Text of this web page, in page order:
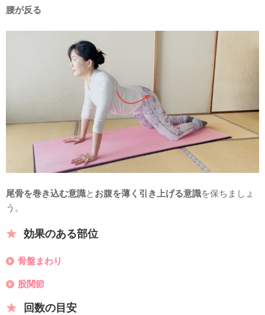
腰が反る
尾骨を巻き込む意識と お腹を薄く引き上げる意識を保ちましょ
う。
効果のある部位
骨盤まわり
股関節
回数の目安